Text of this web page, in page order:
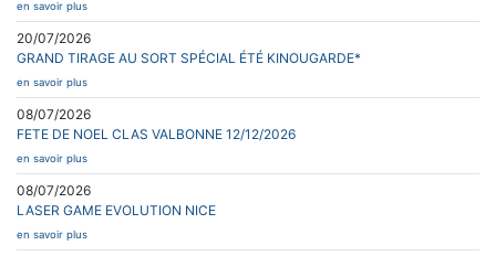
en savoir plus
20/07/2026
GRAND TIRAGE AU SORT SPÉCIAL ÉTÉ KINOUGARDE*
en savoir plus
08/07/2026
FETE DE NOEL CLAS VALBONNE 12/12/2026
en savoir plus
08/07/2026
LASER GAME EVOLUTION NICE
en savoir plus